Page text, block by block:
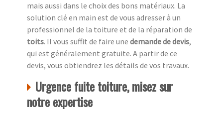
mais aussi dans le choix des bons matériaux. La
solution clé en main est de vous adresser à un
professionnel de la toiture et de la réparation de
toits. Il vous suffit de faire une demande de devis,
qui est généralement gratuite. A partir de ce
devis, vous obtiendrez les détails de vos travaux.
Urgence fuite toiture, misez sur
notre expertise